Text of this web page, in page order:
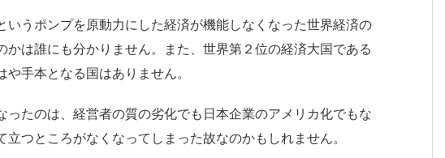
いうポンプを原動力にした経済が機能しなくなった世界経済の
かは誰にも分かりません。また、世界第２位の経済大国である
手本となる国はありません。
ったのは、経営者の質の劣化でも日本企業のアメリカ化でもな
つところがなくなってしまった故なのかもしれません。